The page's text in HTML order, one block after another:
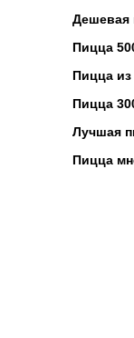
1500
Дешевая
Пицца
Пицца из
Пицца
Лучшая
Пицца